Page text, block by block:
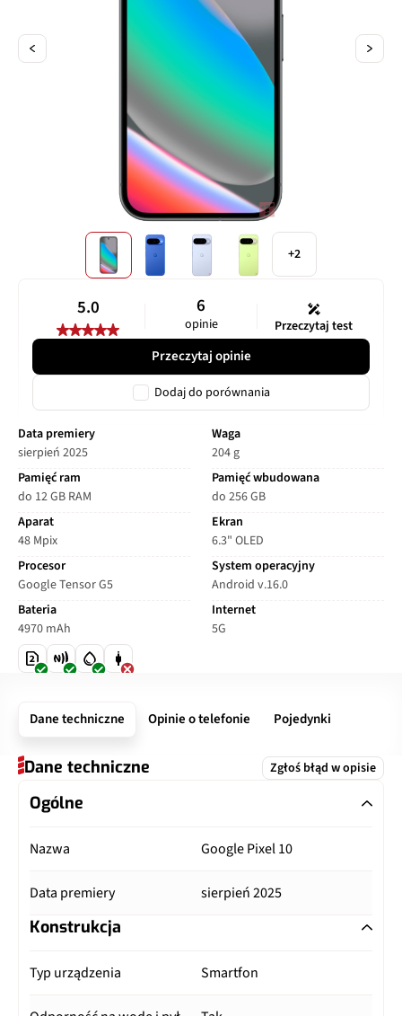
+2
5.0 6
opinie Przeczytaj test
Przeczytaj opinie
Dodaj do porównania
Data premiery
sierpień 2025
Pamięć ram
do 12 GB RAM
Aparat
48 Mpix
Procesor
Google Tensor G5
Bateria
4970 mAh
Waga
204 g
Pamięć wbudowana
do 256 GB
Ekran
6.3" OLED
System operacyjny
Android v.16.0
Internet
5G
Dane techniczne Opinie o telefonie Pojedynki
Dane techniczne Zgłoś błąd w opisie
Ogólne
Nazwa Google Pixel 10
Data premiery sierpień 2025
Konstrukcja
Typ urządzenia Smartfon